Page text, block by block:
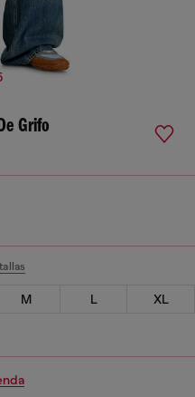
Grifo
M L
XL